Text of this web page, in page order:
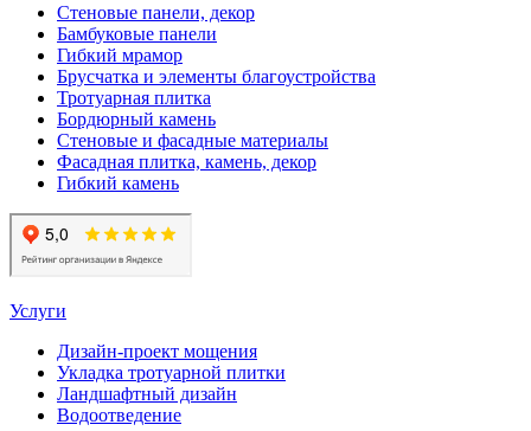
Стеновые панели, декор
Бамбуковые панели
Гибкий мрамор
Брусчатка и элементы благоустройства
Тротуарная плитка
Бордюрный камень
Стеновые и фасадные материалы
Фасадная плитка, камень, декор
Гибкий камень
Услуги
Дизайн-проект мощения
Укладка тротуарной плитки
Ландшафтный дизайн
Водоотведение